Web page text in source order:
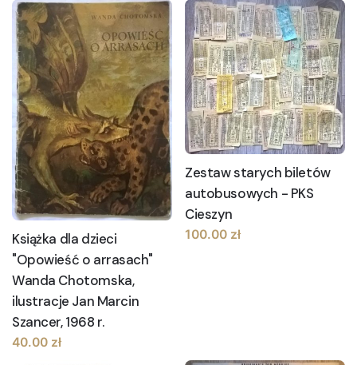
Książka dla dzieci
"Opowieść o arrasach"
Wanda Chotomska,
ilustracje Jan Marcin
Szancer, 1968 r.
40.00 zł
Zestaw starych biletów
autobusowych - PKS
Cieszyn
100.00 zł